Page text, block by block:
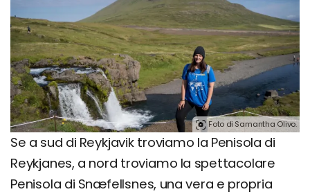
Foto di Samantha Olivo.
Se a sud di Reykjavik troviamo la Penisola di
Reykjanes, a nord troviamo la spettacolare
Penisola di Snæfellsnes, una vera e propria